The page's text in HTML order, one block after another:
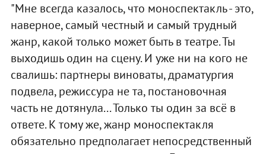
"Мне всегда казалось, что моноспектакль - это,
наверное, самый честный и самый трудный
жанр, какой только может быть в театре. Ты
выходишь один на сцену. И уже ни на кого не
свалишь: партнеры виноваты, драматургия
подвела, режиссура не та, постановочная
часть не дотянула... Только ты один за всё в
ответе. К тому же, жанр моноспектакля
обязательно предполагает непосредственный